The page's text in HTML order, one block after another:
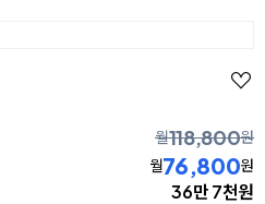
월118,800원
월76,800원
36만 7천원